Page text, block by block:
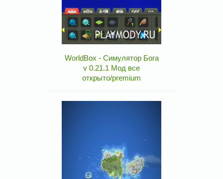
WorldBox - Симулятор Бога
v 0.21.1 Мод все
открыто/premium